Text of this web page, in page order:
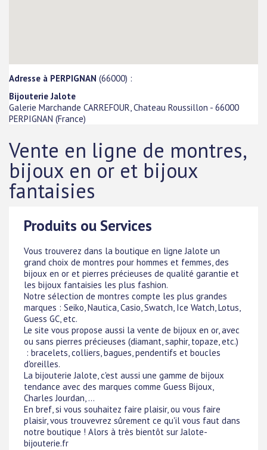
Adresse à PERPIGNAN (66000) :
Bijouterie Jalote
Galerie Marchande CARREFOUR, Chateau Roussillon - 66000
PERPIGNAN (France)
Vente en ligne de montres,
bijoux en or et bijoux
fantaisies
Produits ou Services
Vous trouverez dans la boutique en ligne Jalote un
grand choix de montres pour hommes et femmes, des
bijoux en or et pierres précieuses de qualité garantie et
les bijoux fantaisies les plus fashion.
Notre sélection de montres compte les plus grandes
marques : Seiko, Nautica, Casio, Swatch, Ice Watch, Lotus,
Guess GC, etc.
Le site vous propose aussi la vente de bijoux en or, avec
ou sans pierres précieuses (diamant, saphir, topaze, etc.)
: bracelets, colliers, bagues, pendentifs et boucles
d'oreilles.
La bijouterie Jalote, c'est aussi une gamme de bijoux
tendance avec des marques comme Guess Bijoux,
Charles Jourdan, ...
En bref, si vous souhaitez faire plaisir, ou vous faire
plaisir, vous trouvevrez sûrement ce qu'il vous faut dans
notre boutique ! Alors à très bientôt sur Jalote-
bijouterie.fr